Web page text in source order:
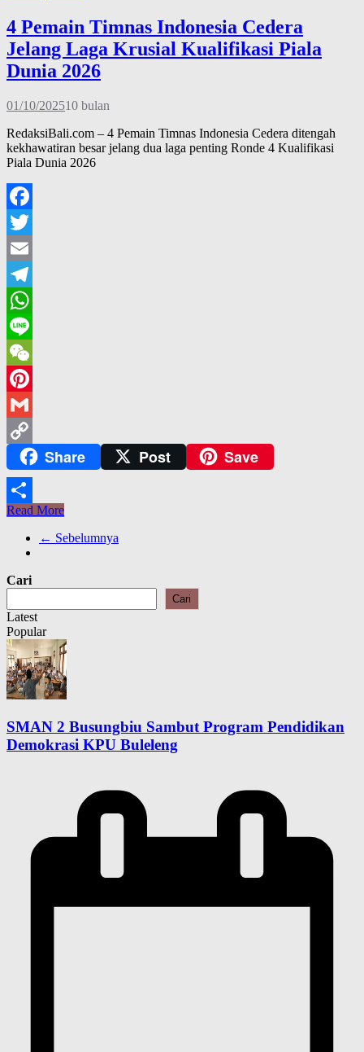
4 Pemain Timnas Indonesia Cedera
Jelang Laga Krusial Kualifikasi Piala
Dunia 2026
01/10/202510 bulan
RedaksiBali.com – 4 Pemain Timnas Indonesia Cedera ditengah
kekhawatiran besar jelang dua laga penting Ronde 4 Kualifikasi
Piala Dunia 2026
Facebook
Twitter
Email
Telegram
WhatsApp
Line
WeChat
Pinterest
Gmail
Copy
Link
Share Post Save
Share
Read More
← Sebelumnya
Cari
Cari
Latest
Popular
SMAN 2 Busungbiu Sambut Program Pendidikan
Demokrasi KPU Buleleng